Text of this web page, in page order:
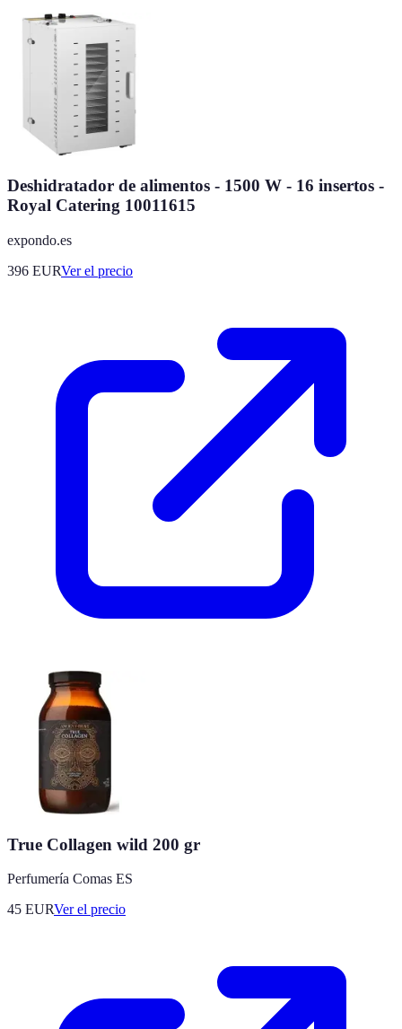
Deshidratador de alimentos - 1500 W - 16 insertos -
Royal Catering 10011615
expondo.es
396 EURVer el precio
True Collagen wild 200 gr
Perfumería Comas ES
45 EURVer el precio